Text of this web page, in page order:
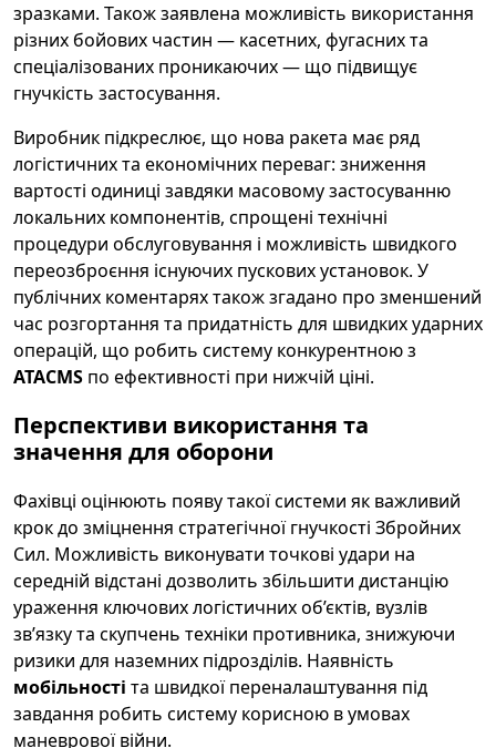
зразками. Також заявлена можливість використання
різних бойових частин — касетних, фугасних та
спеціалізованих проникаючих — що підвищує
гнучкість застосування.
Виробник підкреслює, що нова ракета має ряд
логістичних та економічних переваг: зниження
вартості одиниці завдяки масовому застосуванню
локальних компонентів, спрощені технічні
процедури обслуговування і можливість швидкого
переозброєння існуючих пускових установок. У
публічних коментарях також згадано про зменшений
час розгортання та придатність для швидких ударних
операцій, що робить систему конкурентною з
ATACMS по ефективності при нижчій ціні.
Перспективи використання та
значення для оборони
Фахівці оцінюють появу такої системи як важливий
крок до зміцнення стратегічної гнучкості Збройних
Сил. Можливість виконувати точкові удари на
середній відстані дозволить збільшити дистанцію
ураження ключових логістичних об’єктів, вузлів
зв’язку та скупчень техніки противника, знижуючи
ризики для наземних підрозділів. Наявність
мобільності та швидкої переналаштування під
завдання робить систему корисною в умовах
маневрової війни.